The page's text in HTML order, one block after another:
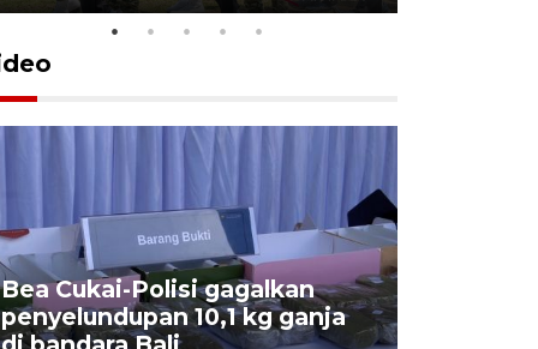
Bea Cukai-Polisi gagalkan
penyelundupan 10,1 kg ganja